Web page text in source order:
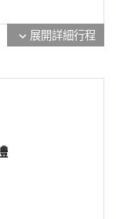
expand_more 展開詳細行程